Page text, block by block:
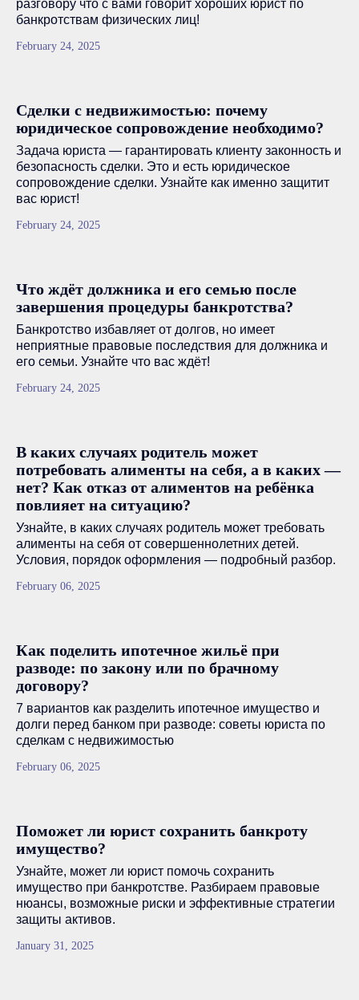
разговору что с вами говорит хороших юрист по
банкротствам физических лиц!
February 24, 2025
Сделки с недвижимостью: почему
юридическое сопровождение необходимо?
Задача юриста — гарантировать клиенту законность и
безопасность сделки. Это и есть юридическое
сопровождение сделки. Узнайте как именно защитит
вас юрист!
February 24, 2025
Что ждёт должника и его семью после
завершения процедуры банкротства?
Банкротство избавляет от долгов, но имеет
неприятные правовые последствия для должника и
его семьи. Узнайте что вас ждёт!
February 24, 2025
В каких случаях родитель может
потребовать алименты на себя, а в каких —
нет? Как отказ от алиментов на ребёнка
повлияет на ситуацию?
Узнайте, в каких случаях родитель может требовать
алименты на себя от совершеннолетних детей.
Условия, порядок оформления — подробный разбор.
February 06, 2025
Как поделить ипотечное жильё при
разводе: по закону или по брачному
договору?
7 вариантов как разделить ипотечное имущество и
долги перед банком при разводе: советы юриста по
сделкам с недвижимостью
February 06, 2025
Поможет ли юрист сохранить банкроту
имущество?
Узнайте, может ли юрист помочь сохранить
имущество при банкротстве. Разбираем правовые
нюансы, возможные риски и эффективные стратегии
защиты активов.
January 31, 2025